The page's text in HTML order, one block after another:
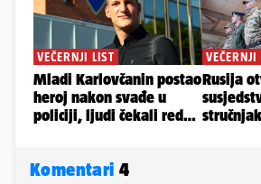
Komentari 4